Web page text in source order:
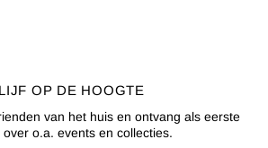
OP DE HOOGTE
van het huis en ontvang als eerste
over o.a. events en collecties.